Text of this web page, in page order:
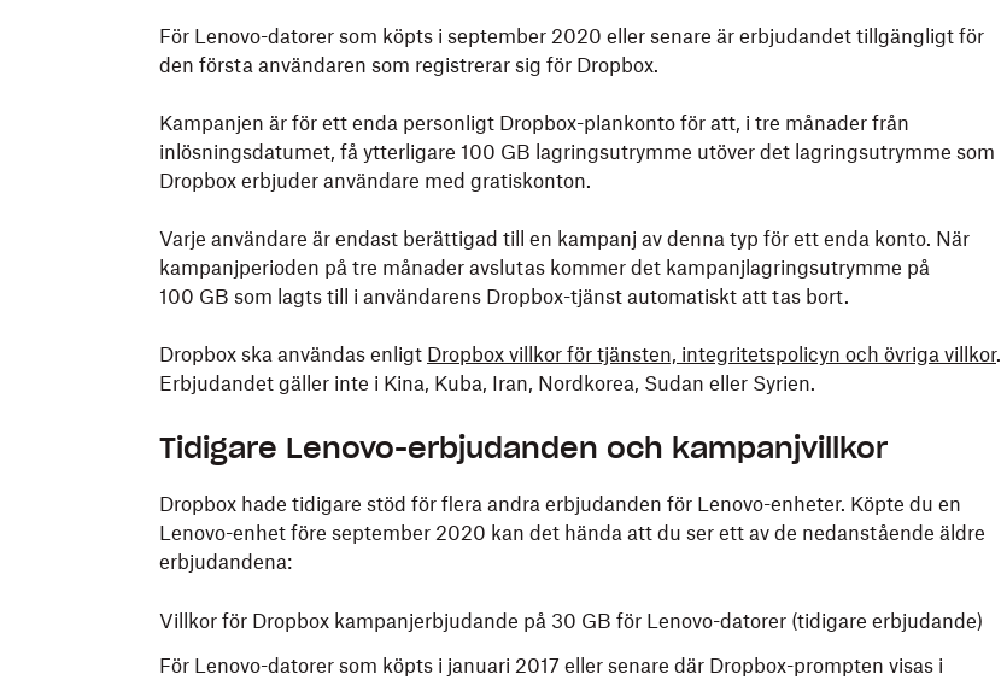
För Lenovo-datorer som köpts i september 2020 eller senare är erbjudandet tillgängligt för
den första användaren som registrerar sig för Dropbox.
Kampanjen är för ett enda personligt Dropbox-plankonto för att, i tre månader från
inlösningsdatumet, få ytterligare 100 GB lagringsutrymme utöver det lagringsutrymme som
Dropbox erbjuder användare med gratiskonton.
Varje användare är endast berättigad till en kampanj av denna typ för ett enda konto. När
kampanjperioden på tre månader avslutas kommer det kampanjlagringsutrymme på
100 GB som lagts till i användarens Dropbox-tjänst automatiskt att tas bort.
Dropbox ska användas enligt Dropbox villkor för tjänsten, integritetspolicyn och övriga villkor.
Erbjudandet gäller inte i Kina, Kuba, Iran, Nordkorea, Sudan eller Syrien.
Tidigare Lenovo-erbjudanden och kampanjvillkor
Dropbox hade tidigare stöd för flera andra erbjudanden för Lenovo-enheter. Köpte du en
Lenovo-enhet före september 2020 kan det hända att du ser ett av de nedanstående äldre
erbjudandena:
Villkor för Dropbox kampanjerbjudande på 30 GB för Lenovo-datorer (tidigare erbjudande)
För Lenovo-datorer som köpts i januari 2017 eller senare där Dropbox-prompten visas i